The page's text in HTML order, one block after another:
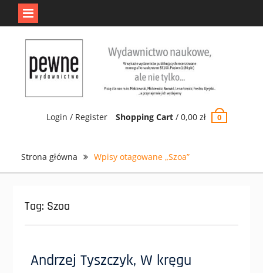
Login / Register Shopping Cart /0,00zł 0
Strona główna Wpisy otagowane „Szoa”
Tag: Szoa
Andrzej Tyszczyk, W kręgu